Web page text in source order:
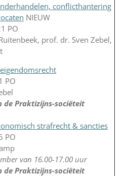
conflicthantering
NIEUW
PO
prof. dr. Sven Zebel,
PO
de Praktizijns-sociëteit
strafrecht & sancties
PO
van 16.00-17.00 uur
de Praktizijns-sociëteit